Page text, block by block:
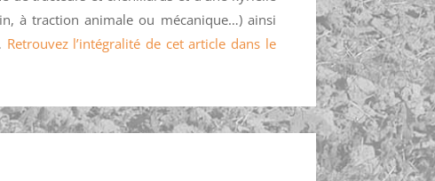
à traction animale ou mécanique…) ainsi
Retrouvez l’intégralité de cet article dans le